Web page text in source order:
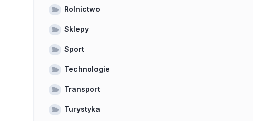
Rolnictwo
Sklepy
Sport
Technologie
Transport
Turystyka